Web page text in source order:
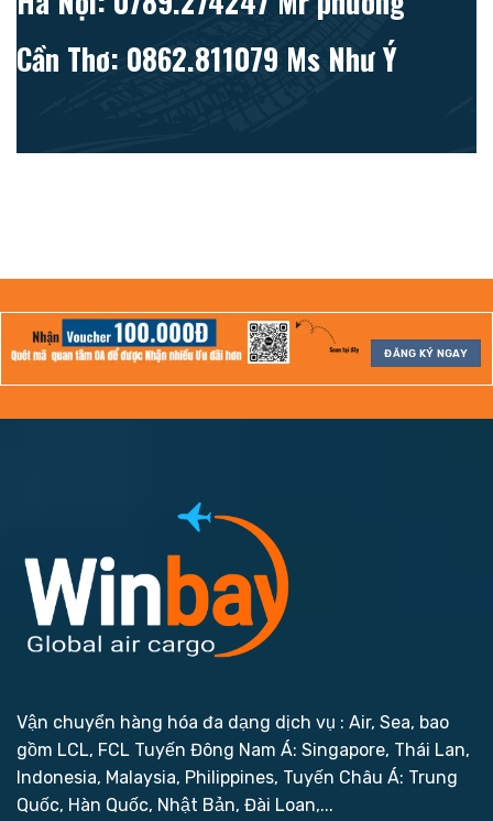
Cần Thơ: 0862.811079 Ms Như Ý
ĐĂNG KÝ NGAY
Vận chuyển hàng hóa đa dạng dịch vụ : Air, Sea, bao
gồm LCL, FCL Tuyến Đông Nam Á: Singapore, Thái Lan,
Indonesia, Malaysia, Philippines, Tuyến Châu Á: Trung
Quốc, Hàn Quốc, Nhật Bản, Đài Loan,...